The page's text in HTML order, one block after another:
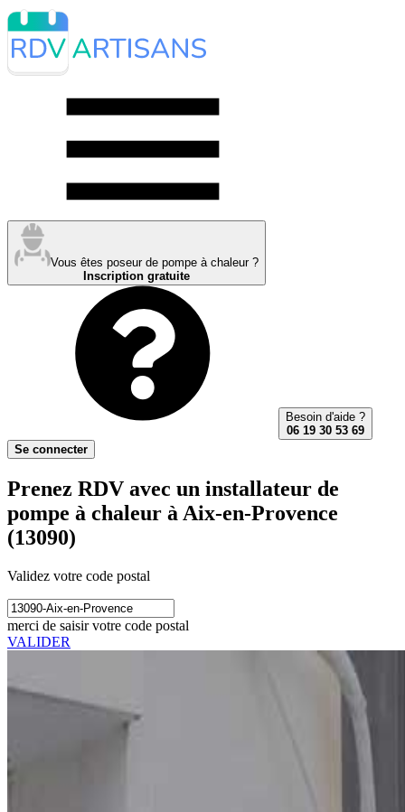
Vous êtes poseur de pompe à chaleur ?
Inscription gratuite
Besoin d'aide ?
06 19 30 53 69
Se connecter
Prenez RDV avec un installateur de
pompe à chaleur à Aix-en-Provence
(13090)
Validez votre code postal
merci de saisir votre code postal
VALIDER